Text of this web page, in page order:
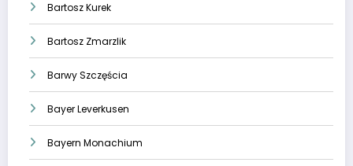
Bartosz Kurek
Bartosz Zmarzlik
Barwy Szczęścia
Bayer Leverkusen
Bayern Monachium